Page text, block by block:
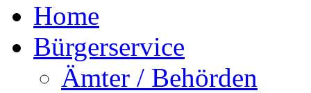
Home
Bürgerservice
Ämter / Behörden